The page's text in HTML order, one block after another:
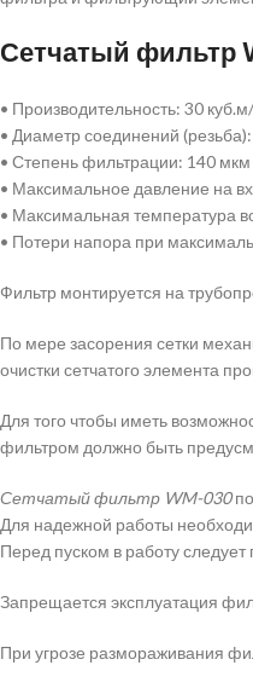
Сетчатый фильтр
• Производительность: 30
• Диаметр соединений
• Степень фильтрации: 140 мкм
• Максимальное давление на
• Максимальная температура
• Потери напора при
Фильтр монтируется на
По мере засорения сетки
очистки сетчатого элемента
Для того чтобы иметь
фильтром должно быть
Сетчатый фильтр WM-030по
Для надежной работы
Перед пуском в работу
Запрещается эксплуатация
При угрозе размораживания